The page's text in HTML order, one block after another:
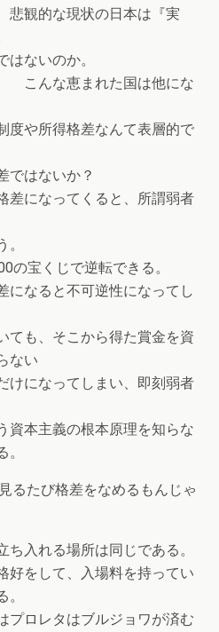
悲観的な現状の日本は『実
はないのか。
こんな恵まれた国は他にな
度や所得格差なんて表層的で
ではないか？
差になってくると、所謂弱者
の宝くじで逆転できる。
になると不可逆性になってし
ても、そこから得た賞金を資
ない
けになってしまい、即刻弱者
資本主義の根本原理を知らな
るたび格差をなめるもんじゃ
ち入れる場所は同じである。
好をして、入場料を持ってい
プロレタはブルジョワが済む